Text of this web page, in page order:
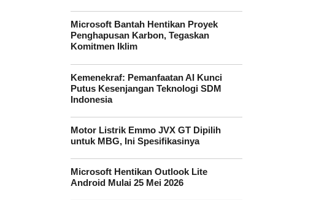
Microsoft Bantah Hentikan Proyek
Penghapusan Karbon, Tegaskan
Komitmen Iklim
Kemenekraf: Pemanfaatan AI Kunci
Putus Kesenjangan Teknologi SDM
Indonesia
Motor Listrik Emmo JVX GT Dipilih
untuk MBG, Ini Spesifikasinya
Microsoft Hentikan Outlook Lite
Android Mulai 25 Mei 2026